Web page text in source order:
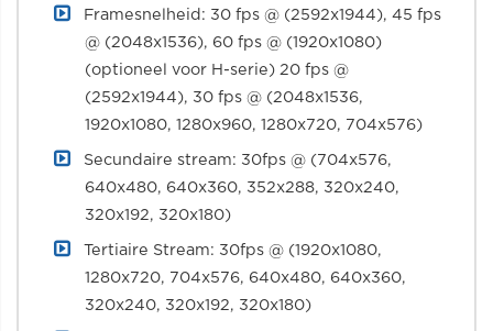
Framesnelheid: 30 fps @ (2592x1944), 45 fps
@ (2048x1536), 60 fps @ (1920x1080)
(optioneel voor H-serie) 20 fps @
(2592x1944), 30 fps @ (2048x1536,
1920x1080, 1280x960, 1280x720, 704x576)
Secundaire stream: 30fps @ (704x576,
640x480, 640x360, 352x288, 320x240,
320x192, 320x180)
Tertiaire Stream: 30fps @ (1920x1080,
1280x720, 704x576, 640x480, 640x360,
320x240, 320x192, 320x180)